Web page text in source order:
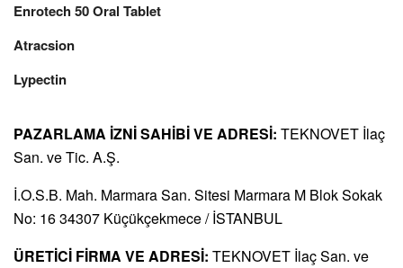
Enrotech 50 Oral Tablet
Atracsion
Lypectin
PAZARLAMA İZNİ SAHİBİ VE ADRESİ: TEKNOVET İlaç
San. ve Tic. A.Ş.
İ.O.S.B. Mah. Marmara San. Sitesi Marmara M Blok Sokak
No: 16 34307 Küçükçekmece / İSTANBUL
ÜRETİCİ FİRMA VE ADRESİ: TEKNOVET İlaç San. ve